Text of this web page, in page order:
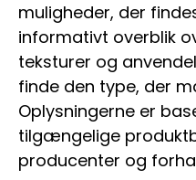
muligheder, der
informativt overblik
teksturer og
finde den type, der
Oplysningerne er
tilgængelige
producenter og